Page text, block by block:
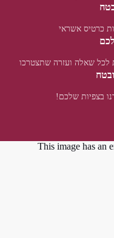
כרטיס אשראי
לכל שאלה ועזרה שתצטרכו
בצפיות שלכם!